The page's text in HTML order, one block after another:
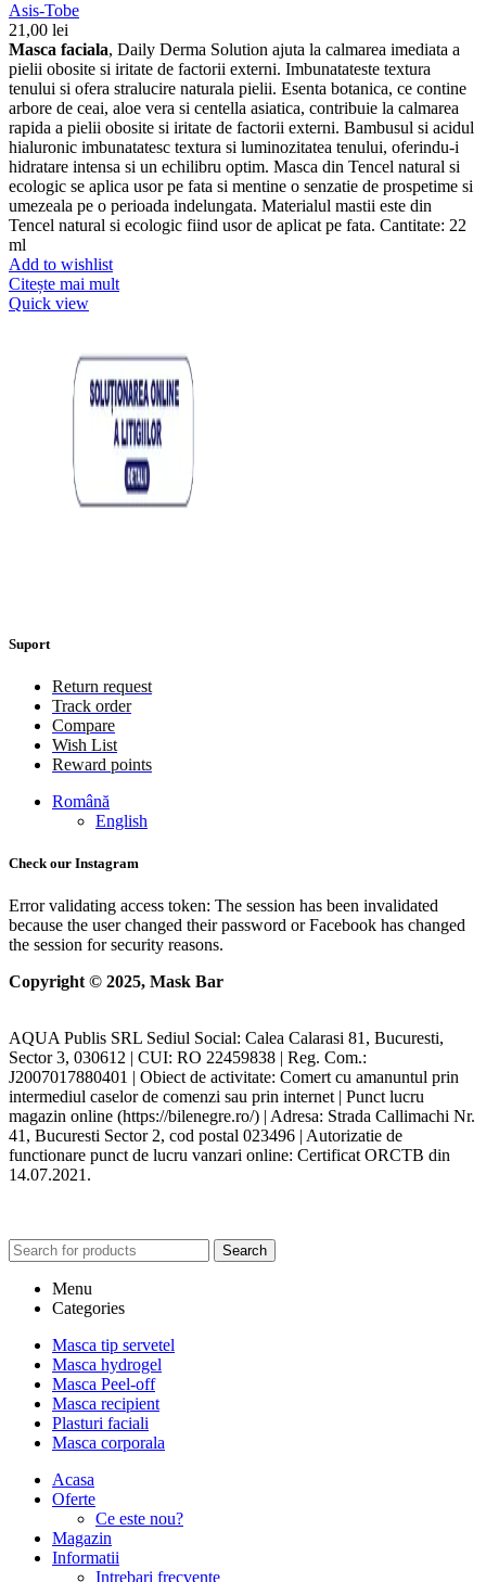
Asis-Tobe
21,00 lei
Masca faciala, Daily Derma Solution ajuta la calmarea imediata a
pielii obosite si iritate de factorii externi. Imbunatateste textura
tenului si ofera stralucire naturala pielii. Esenta botanica, ce contine
arbore de ceai, aloe vera si centella asiatica, contribuie la calmarea
rapida a pielii obosite si iritate de factorii externi. Bambusul si acidul
hialuronic imbunatatesc textura si luminozitatea tenului, oferindu-i
hidratare intensa si un echilibru optim. Masca din Tencel natural si
ecologic se aplica usor pe fata si mentine o senzatie de prospetime si
umezeala pe o perioada indelungata. Materialul mastii este din
Tencel natural si ecologic fiind usor de aplicat pe fata. Cantitate: 22
ml
Add to wishlist
Citește mai mult
Quick view
Suport
Return request
Track order
Compare
Wish List
Reward points
Română
English
Check our Instagram
Error validating access token: The session has been invalidated
because the user changed their password or Facebook has changed
the session for security reasons.
Copyright © 2025, Mask Bar
AQUA Publis SRL Sediul Social: Calea Calarasi 81, Bucuresti,
Sector 3, 030612 | CUI: RO 22459838 | Reg. Com.:
J2007017880401 | Obiect de activitate: Comert cu amanuntul prin
intermediul caselor de comenzi sau prin internet | Punct lucru
magazin online (https://bilenegre.ro/) | Adresa: Strada Callimachi Nr.
41, Bucuresti Sector 2, cod postal 023496 | Autorizatie de
functionare punct de lucru vanzari online: Certificat ORCTB din
14.07.2021.
Search
Menu
Categories
Masca tip servetel
Masca hydrogel
Masca Peel-off
Masca recipient
Plasturi faciali
Masca corporala
Acasa
Oferte
Ce este nou?
Magazin
Informatii
Intrebari frecvente